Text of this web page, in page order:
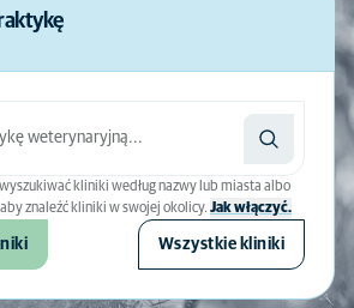
wyszukiwać kliniki według nazwy lub miasta albo
znaleźć kliniki w swojej okolicy. Jak włączyć.
Wszystkie kliniki